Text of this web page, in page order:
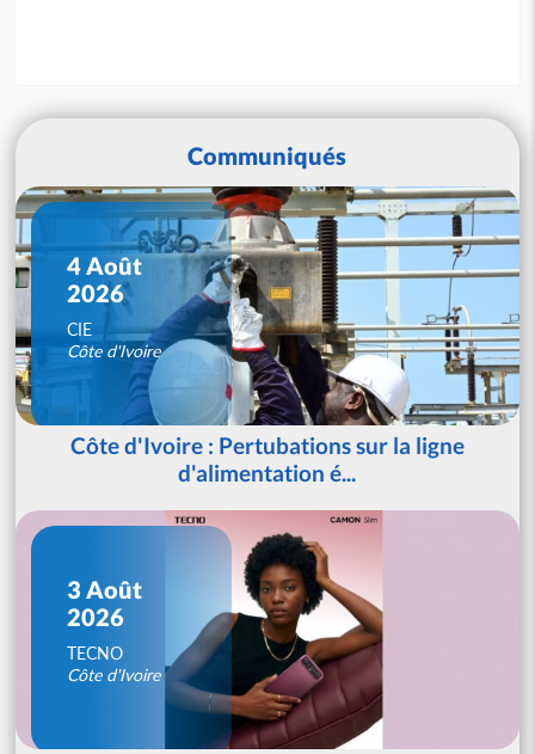
Communiqués
4 Août
2026
CIE
Côte d'Ivoire
Côte d'Ivoire : Pertubations sur la ligne
d'alimentation é...
3 Août
2026
TECNO
Côte d'Ivoire